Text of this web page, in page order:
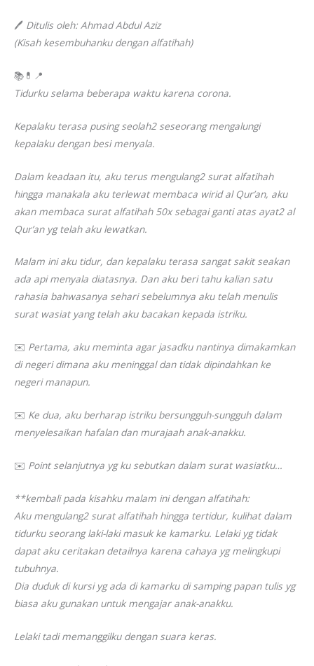
🖊️ Ditulis oleh: Ahmad Abdul Aziz
(Kisah kesembuhanku dengan alfatihah)
📚💊📍
Tidurku selama beberapa waktu karena corona.
Kepalaku terasa pusing seolah2 seseorang mengalungi
kepalaku dengan besi menyala.
Dalam keadaan itu, aku terus mengulang2 surat alfatihah
hingga manakala aku terlewat membaca wirid al Qur’an, aku
akan membaca surat alfatihah 50x sebagai ganti atas ayat2 al
Qur’an yg telah aku lewatkan.
Malam ini aku tidur, dan kepalaku terasa sangat sakit seakan
ada api menyala diatasnya. Dan aku beri tahu kalian satu
rahasia bahwasanya sehari sebelumnya aku telah menulis
surat wasiat yang telah aku bacakan kepada istriku.
✉️ Pertama, aku meminta agar jasadku nantinya dimakamkan
di negeri dimana aku meninggal dan tidak dipindahkan ke
negeri manapun.
✉️ Ke dua, aku berharap istriku bersungguh-sungguh dalam
menyelesaikan hafalan dan murajaah anak-anakku.
✉️ Point selanjutnya yg ku sebutkan dalam surat wasiatku…
**kembali pada kisahku malam ini dengan alfatihah:
Aku mengulang2 surat alfatihah hingga tertidur, kulihat dalam
tidurku seorang laki-laki masuk ke kamarku. Lelaki yg tidak
dapat aku ceritakan detailnya karena cahaya yg melingkupi
tubuhnya.
Dia duduk di kursi yg ada di kamarku di samping papan tulis yg
biasa aku gunakan untuk mengajar anak-anakku.
Lelaki tadi memanggilku dengan suara keras.